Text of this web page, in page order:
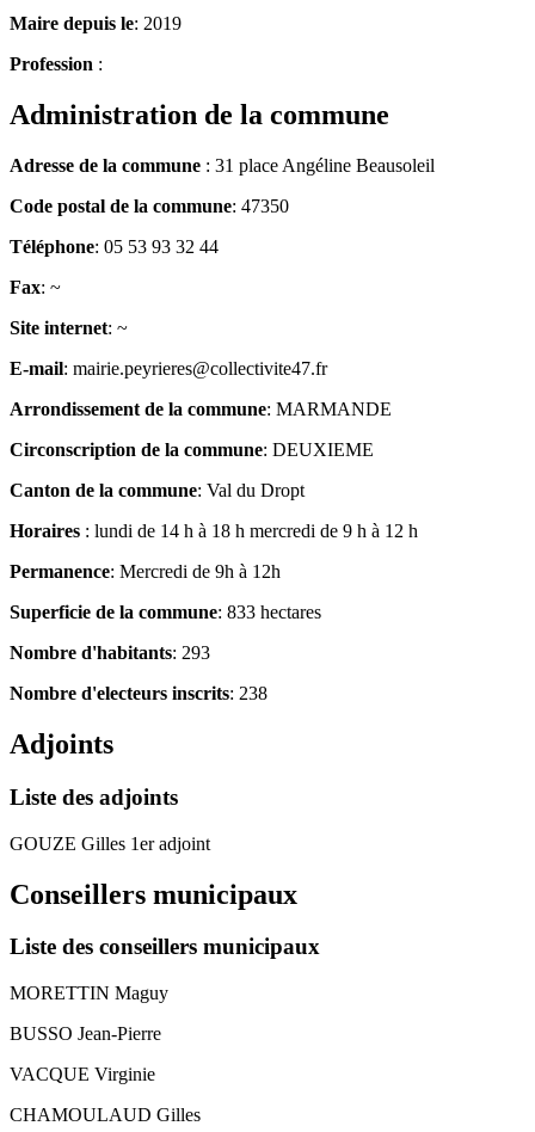
Maire depuis le: 2019
Profession :
Administration de la commune
Adresse de la commune : 31 place Angéline Beausoleil
Code postal de la commune: 47350
Téléphone: 05 53 93 32 44
Fax: ~
Site internet: ~
E-mail: mairie.peyrieres@collectivite47.fr
Arrondissement de la commune: MARMANDE
Circonscription de la commune: DEUXIEME
Canton de la commune: Val du Dropt
Horaires : lundi de 14 h à 18 h mercredi de 9 h à 12 h
Permanence: Mercredi de 9h à 12h
Superficie de la commune: 833 hectares
Nombre d'habitants: 293
Nombre d'electeurs inscrits: 238
Adjoints
Liste des adjoints
GOUZE Gilles 1er adjoint
Conseillers municipaux
Liste des conseillers municipaux
MORETTIN Maguy
BUSSO Jean-Pierre
VACQUE Virginie
CHAMOULAUD Gilles